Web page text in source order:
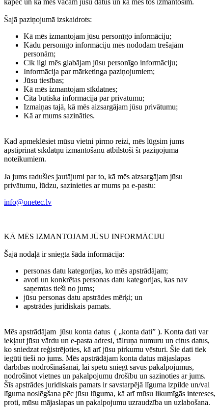
Šajā paziņojumā izskaidrots:
Kā mēs izmantojam jūsu personīgo informāciju;
Kādu personīgo informāciju mēs nododam trešajām
personām;
Cik ilgi mēs glabājam jūsu personīgo informāciju;
Informācija par mārketinga paziņojumiem;
Jūsu tiesības;
Kā mēs izmantojam sīkdatnes;
Cita būtiska informācija par privātumu;
Izmaiņas tajā, kā mēs aizsargājam jūsu privātumu;
Kā ar mums sazināties.
Kad apmeklēsiet mūsu vietni pirmo reizi, mēs lūgsim jums
apstiprināt sīkdatņu izmantošanu atbilstoši šī paziņojuma
noteikumiem.
Ja jums radušies jautājumi par to, kā mēs aizsargājam jūsu
privātumu, lūdzu, sazinieties ar mums pa e-pastu:
info@onetec.lv
KĀ MĒS IZMANTOJAM JŪSU INFORMĀCIJU
Šajā nodaļā ir sniegta šāda informācija:
personas datu kategorijas, ko mēs apstrādājam;
avoti un konkrētas personas datu kategorijas, kas nav
saņemtas tieši no jums;
jūsu personas datu apstrādes mērķi; un
apstrādes juridiskais pamats.
Mēs apstrādājam jūsu konta datus ( „konta dati” ). Konta dati var
iekļaut jūsu vārdu un e-pasta adresi, tālruņa numuru un citus datus,
ko sniedzat reģistrējoties, kā arī jūsu pirkumu vēsturi. Šie dati tiek
iegūti tieši no jums. Mēs apstrādājam konta datus mājaslapas
darbības nodrošināšanai, lai spētu sniegt savus pakalpojumus,
nodrošinot vietnes un pakalpojumu drošību un sazinoties ar jums.
Šīs apstrādes juridiskais pamats ir savstarpējā līguma izpilde un/vai
līguma noslēgšana pēc jūsu lūguma, kā arī mūsu likumīgās intereses,
proti, mūsu mājaslapas un pakalpojumu uzraudzība un uzlabošana.